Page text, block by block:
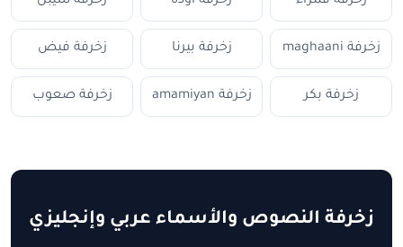
زخرفة maghaani زخرفة بيرنا زخرفة فيض
زخرفة بكر زخرفة amamiyan زخرفة صعوب
زخرفة النصوص والأسماء عربي وإنجليزي